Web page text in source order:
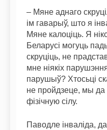
– Мяне аднаго
ім гаварыў, што я
Мяне калоціць. Я
Беларусі могуць
скруціць, не
мне ніякіх
парушыў? Хтосьці
не пройдзеце, мы
фізічную сілу.
Паводле інваліда,